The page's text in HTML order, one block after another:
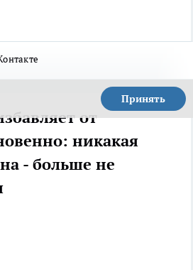
Принять
от
никакая
- больше не